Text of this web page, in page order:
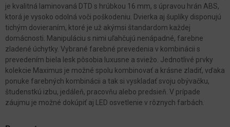
je kvalitná laminovaná DTD s hrúbkou 16 mm, s úpravou hrán ABS,
ktorá je vysoko odolná voči poškodeniu. Dvierka aj šuplíky disponujú
tichým dovieraním, ktoré je už akýmsi štandardom každej
domácnosti. Manipuláciu s nimi uľahčujú nenápadné, farebne
zladené úchytky. Vybrané farebné prevedenia v kombinácii s
prevedením biela lesk pôsobia luxusne a sviežo. Jednotlivé prvky
kolekcie Maximus je možné spolu kombinovať a krásne zladiť, vďaka
ponuke farebných kombinácii a tak si vyskladať svoju obývačku,
študenstkú izbu, jedáleň, pracovňu alebo predsieň. V prípade
záujmu je možné dokúpiť aj LED osvetlenie v rôznych farbách.